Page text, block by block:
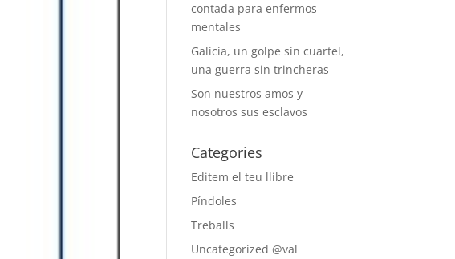
contada para enfermos
mentales
Galicia, un golpe sin cuartel,
una guerra sin trincheras
Son nuestros amos y
nosotros sus esclavos
Categories
Editem el teu llibre
Píndoles
Treballs
Uncategorized @val